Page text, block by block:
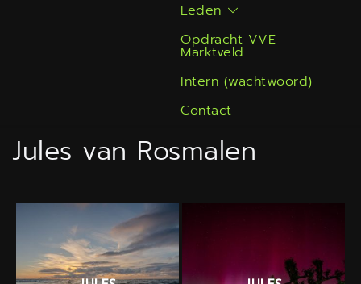
Leden
Opdracht VVE
Marktveld
Intern (wachtwoord)
Contact
Jules van Rosmalen